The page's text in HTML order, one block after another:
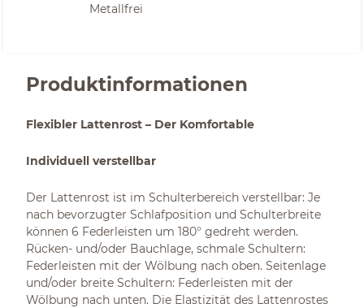
Metallfrei
Produktinformationen
Flexibler Lattenrost – Der Komfortable
Individuell verstellbar
Der Lattenrost ist im Schulterbereich verstellbar: Je
nach bevorzugter Schlafposition und Schulterbreite
können 6 Federleisten um 180° gedreht werden.
Rücken- und/oder Bauchlage, schmale Schultern:
Federleisten mit der Wölbung nach oben. Seitenlage
und/oder breite Schultern: Federleisten mit der
Wölbung nach unten. Die Elastizität des Lattenrostes